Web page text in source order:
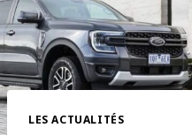
LES ACTUALITÉS